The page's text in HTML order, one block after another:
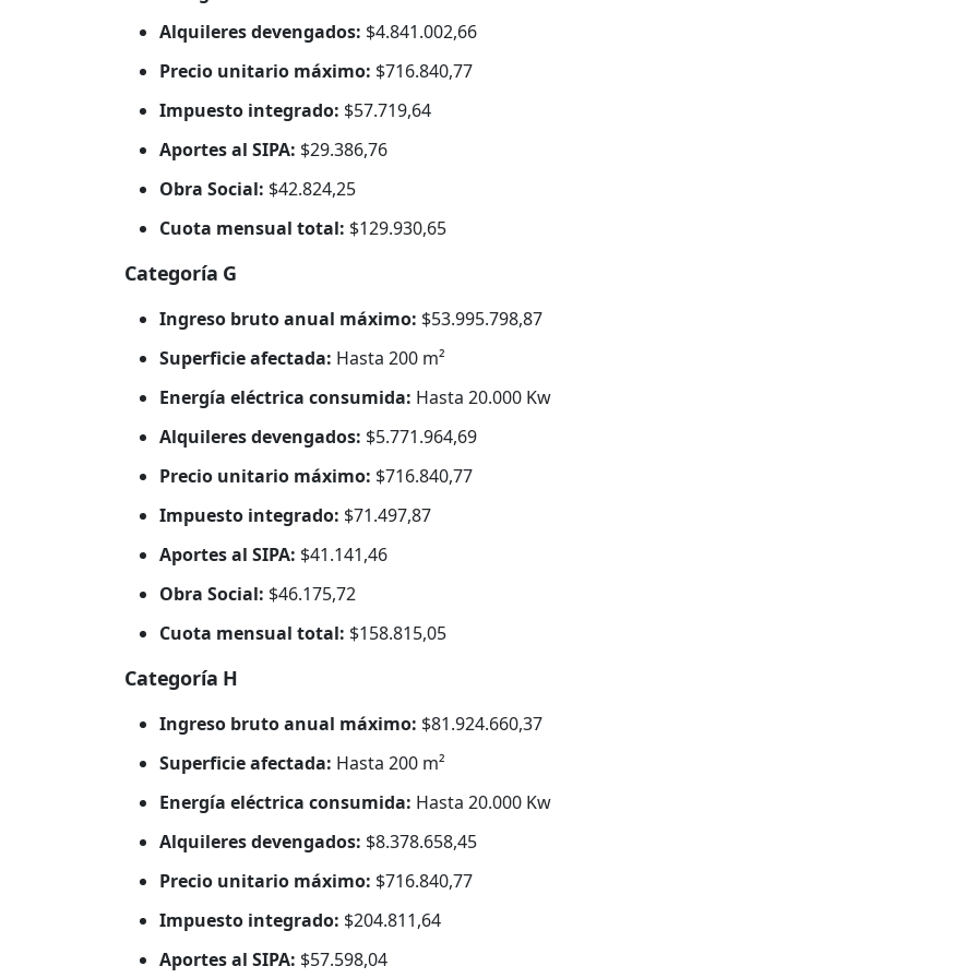
Alquileres devengados: $4.841.002,66
Precio unitario máximo: $716.840,77
Impuesto integrado: $57.719,64
Aportes al SIPA: $29.386,76
Obra Social: $42.824,25
Cuota mensual total: $129.930,65
Categoría G
Ingreso bruto anual máximo: $53.995.798,87
Superficie afectada: Hasta 200 m²
Energía eléctrica consumida: Hasta 20.000 Kw
Alquileres devengados: $5.771.964,69
Precio unitario máximo: $716.840,77
Impuesto integrado: $71.497,87
Aportes al SIPA: $41.141,46
Obra Social: $46.175,72
Cuota mensual total: $158.815,05
Categoría H
Ingreso bruto anual máximo: $81.924.660,37
Superficie afectada: Hasta 200 m²
Energía eléctrica consumida: Hasta 20.000 Kw
Alquileres devengados: $8.378.658,45
Precio unitario máximo: $716.840,77
Impuesto integrado: $204.811,64
Aportes al SIPA: $57.598,04